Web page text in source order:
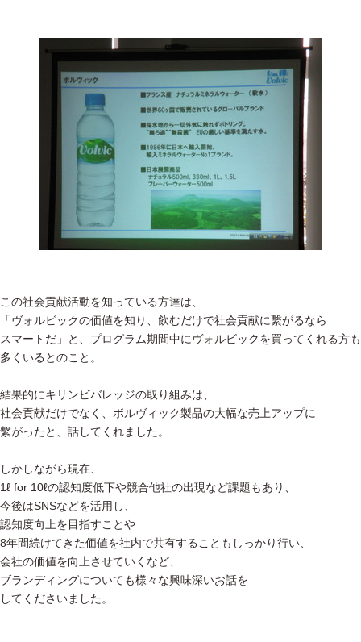
この社会貢献活動を知っている方達は、
「ヴォルビックの価値を知り、飲むだけで社会貢献に繫がるなら
スマートだ」と、プログラム期間中にヴォルビックを買ってくれる方も
多くいるとのこと。
結果的にキリンビバレッジの取り組みは、
社会貢献だけでなく、ボルヴィック製品の大幅な売上アップに
繫がったと、話してくれました。
しかしながら現在、
1ℓ for 10ℓの認知度低下や競合他社の出現など課題もあり、
今後はSNSなどを活用し、
認知度向上を目指すことや
8年間続けてきた価値を社内で共有することもしっかり行い、
会社の価値を向上させていくなど、
ブランディングについても様々な興味深いお話を
してくださいました。